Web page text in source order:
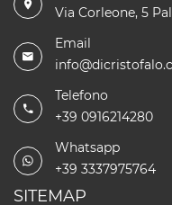
Via Corleone, 5
Email
Telefono
+39 0916214280
Whatsapp
+39 3337975764
SITEMAP